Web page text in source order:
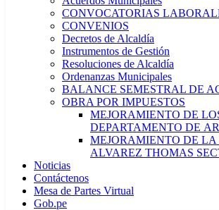
CONVOCATORIAS
CONVENIOS
Decretos de Alcaldía
Instrumentos de Gestión
Resoluciones de Alcaldía
Ordenanzas Municipales
BALANCE SEMESTRAL DE
OBRA POR IMPUESTOS
MEJORAMIENTO DE
DEPARTAMENTO DE
MEJORAMIENTO DE
ALVAREZ THOMAS
Noticias
Contáctenos
Mesa de Partes Virtual
Gob.pe